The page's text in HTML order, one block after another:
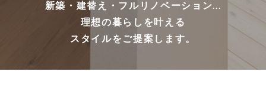
新築・建替え・フルリノベーション...
理想の暮らしを叶える
スタイルをご提案します。